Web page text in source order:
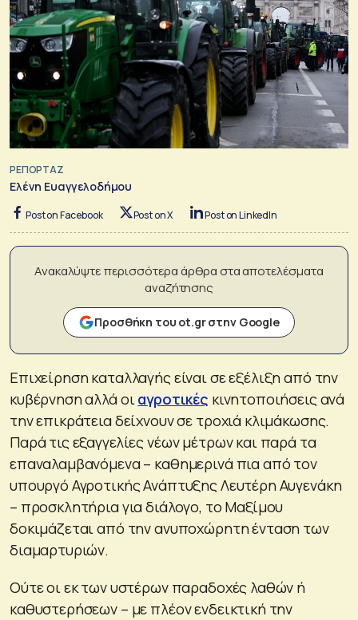
ΡΕΠΟΡΤΑΖ
Ελένη Ευαγγελοδήμου
Post on Facebook Post on X Post on LinkedIn
Ανακαλύψτε περισσότερα άρθρα στα αποτελέσματα
αναζήτησης
Προσθήκη του ot.gr στην Google
Επιχείρηση καταλλαγής είναι σε εξέλιξη από την
κυβέρνηση αλλά οιαγροτικές κινητοποιήσεις ανά
την επικράτεια δείχνουν σε τροχιά κλιμάκωσης.
Παρά τις εξαγγελίες νέων μέτρων και παρά τα
επαναλαμβανόμενα – καθημερινά πια από τον
υπουργό Αγροτικής Ανάπτυξης Λευτέρη Αυγενάκη
– προσκλητήρια για διάλογο, το Μαξίμου
δοκιμάζεται από την ανυποχώρητη ένταση των
διαμαρτυριών.
Ούτε οι εκ των υστέρων παραδοχές λαθών ή
καθυστερήσεων – με πλέον ενδεικτική την